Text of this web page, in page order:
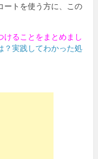
ートを使う方に、この
ることをまとめまし
？実践してわかった処